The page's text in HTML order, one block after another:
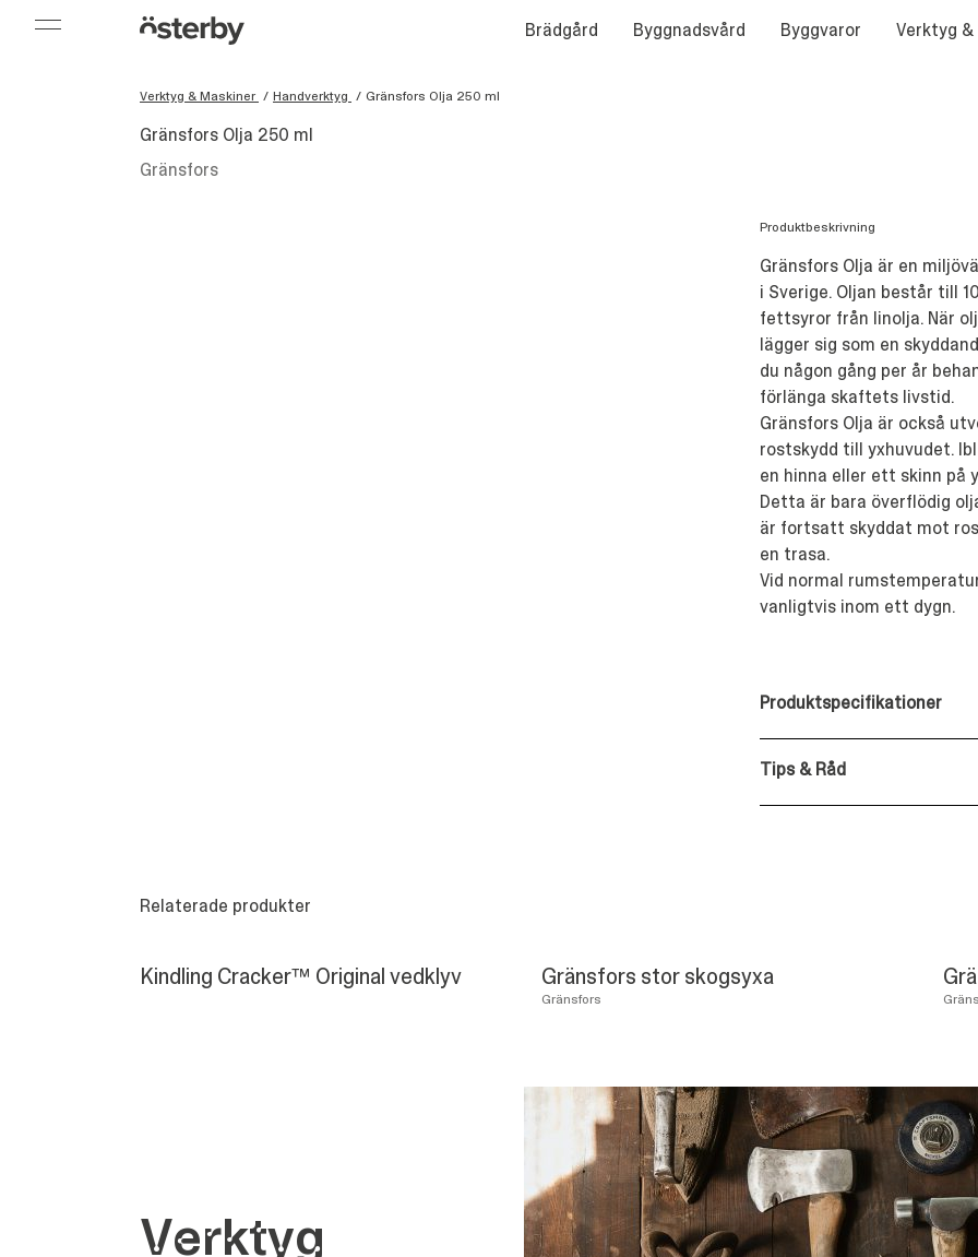
Brädgård Byggnadsvård Byggvaror Verktyg
Verktyg & Maskiner / Handverktyg / Gränsfors Olja 250 ml
Gränsfors Olja 250 ml
Gränsfors
Produktbeskrivning
Gränsfors Olja är en
i Sverige. Oljan består till
fettsyror från linolja. När
lägger sig som en
du någon gång per år
förlänga skaftets livstid.
Gränsfors Olja är också
rostskydd till yxhuvudet.
en hinna eller ett skinn på
Detta är bara överflödig
är fortsatt skyddat mot
en trasa.
Vid normal
vanligtvis inom ett dygn.
Produktspecifikationer
Tips & Råd
Relaterade produkter
Kindling Cracker™ Original vedklyv Gränsfors stor skogsyxa
Gränsfors
Verk­tyg